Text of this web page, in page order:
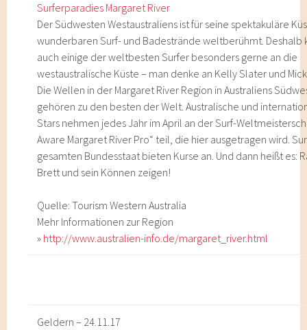
Surferparadies Margaret River
Der Südwesten Westaustraliens ist für seine spektakuläre
wunderbaren Surf- und Badestrände weltberühmt. Deshalb
auch einige der weltbesten Surfer besonders gerne an die
westaustralische Küste – man denke an Kelly Slater und
Die Wellen in der Margaret River Region in Australiens
gehören zu den besten der Welt. Australische und
Stars nehmen jedes Jahr im April an der Surf-
Aware Margaret River Pro“ teil, die hier ausgetragen wird.
gesamten Bundesstaat bieten Kurse an. Und dann heißt es:
Brett und sein Können zeigen!
Quelle: Tourism Western Australia
Mehr Informationen zur Region
» http://www.australien-info.de/margaret_river.html
Geldern – 24.11.17